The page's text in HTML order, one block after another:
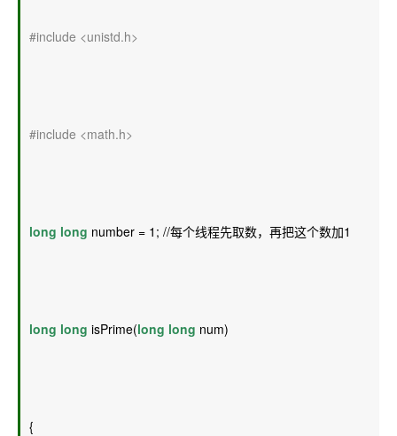
#include <unistd.h>
#include <math.h>
long long number = 1; //每个线程先取数，再把这个数加1
long long isPrime(long long num)
{